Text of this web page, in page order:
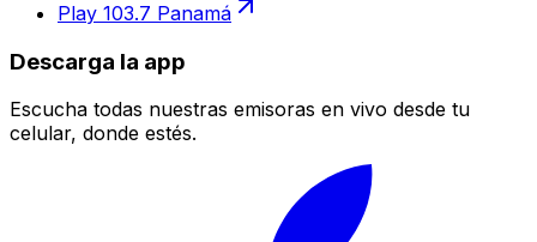
Play 103.7 Panamá
Descarga la app
Escucha todas nuestras emisoras en vivo desde tu
celular, donde estés.